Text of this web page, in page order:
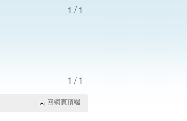
1/1
1/1
回網頁頂端